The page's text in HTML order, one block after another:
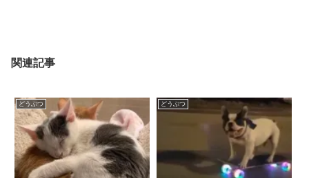
関連記事
どうぶつ どうぶつ